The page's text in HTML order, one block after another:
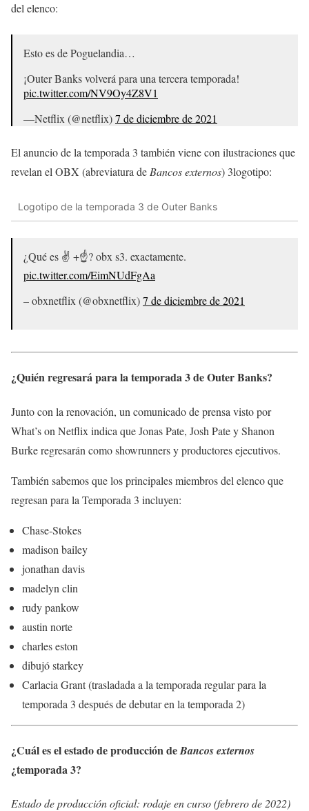
del elenco:
Esto es de Poguelandia…
¡Outer Banks volverá para una tercera temporada!
pic.twitter.com/NV9Oy4Z8V1
—Netflix (@netflix)7 de diciembre de 2021
El anuncio de la temporada 3 también viene con ilustraciones que
revelan el OBX (abreviatura deBancos externos) 3logotipo:
Logotipo de la temporada 3 de Outer Banks
¿Qué es ✌️ +☝️? obx s3. exactamente.
pic.twitter.com/EimNUdFgAa
– obxnetflix (@obxnetflix)7 de diciembre de 2021
¿Quién regresará para la temporada 3 de Outer Banks?
Junto con la renovación, un comunicado de prensa visto por
What’s on Netflix indica que Jonas Pate, Josh Pate y Shanon
Burke regresarán como showrunners y productores ejecutivos.
También sabemos que los principales miembros del elenco que
regresan para la Temporada 3 incluyen:
Chase-Stokes
madison bailey
jonathan davis
madelyn clin
rudy pankow
austin norte
charles eston
dibujó starkey
Carlacia Grant (trasladada a la temporada regular para la
temporada 3 después de debutar en la temporada 2)
¿Cuál es el estado de producción deBancos externos
¿temporada 3?
Estado de producción oficial: rodaje en curso (febrero de 2022)